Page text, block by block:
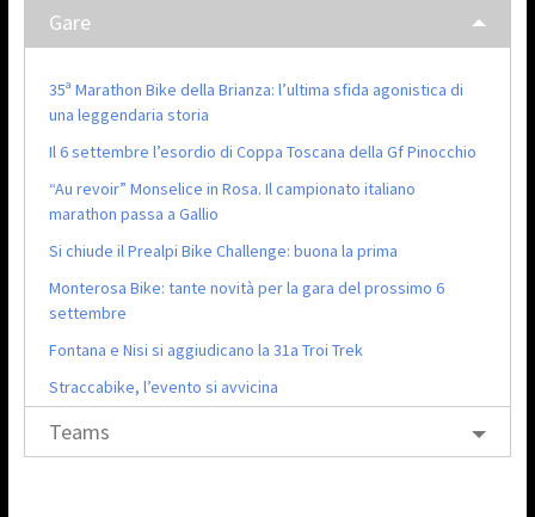
Gare
35ª Marathon Bike della Brianza: l’ultima sfida agonistica di
una leggendaria storia
Il 6 settembre l’esordio di Coppa Toscana della Gf Pinocchio
“Au revoir” Monselice in Rosa. Il campionato italiano
marathon passa a Gallio
Si chiude il Prealpi Bike Challenge: buona la prima
Monterosa Bike: tante novità per la gara del prossimo 6
settembre
Fontana e Nisi si aggiudicano la 31a Troi Trek
Straccabike, l’evento si avvicina
Teams